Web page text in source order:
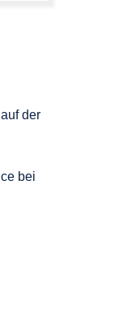
der
bei